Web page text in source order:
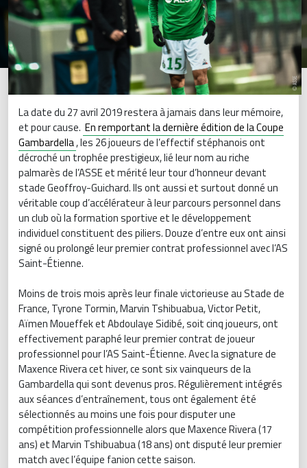
La date du 27 avril 2019 restera à jamais dans leur mémoire,
et pour cause. En remportant la dernière édition de la Coupe
Gambardella, les 26 joueurs de l’effectif stéphanois ont
décroché un trophée prestigieux, lié leur nom au riche
palmarès de l’ASSE et mérité leur tour d’honneur devant
stade Geoffroy-Guichard. Ils ont aussi et surtout donné un
véritable coup d’accélérateur à leur parcours personnel dans
un club où la formation sportive et le développement
individuel constituent des piliers. Douze d’entre eux ont ainsi
signé ou prolongé leur premier contrat professionnel avec l’AS
Saint-Étienne.
Moins de trois mois après leur finale victorieuse au Stade de
France, Tyrone Tormin, Marvin Tshibuabua, Victor Petit,
Aïmen Moueffek et Abdoulaye Sidibé, soit cinq joueurs, ont
effectivement paraphé leur premier contrat de joueur
professionnel pour l’AS Saint-Étienne. Avec la signature de
Maxence Rivera cet hiver, ce sont six vainqueurs de la
Gambardella qui sont devenus pros. Régulièrement intégrés
aux séances d’entraînement, tous ont également été
sélectionnés au moins une fois pour disputer une
compétition professionnelle alors que Maxence Rivera (17
ans) et Marvin Tshibuabua (18 ans) ont disputé leur premier
match avec l’équipe fanion cette saison.